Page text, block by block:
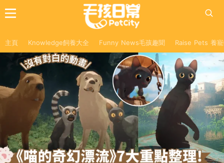
主頁 Knowledge飼養大全 Funny News毛孩趣聞 Raise Pets 養